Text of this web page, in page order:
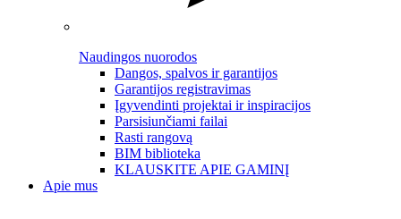
Naudingos nuorodos
Dangos, spalvos ir garantijos
Garantijos registravimas
Įgyvendinti projektai ir inspiracijos
Parsisiunčiami failai
Rasti rangovą
BIM biblioteka
KLAUSKITE APIE GAMINĮ
Apie mus